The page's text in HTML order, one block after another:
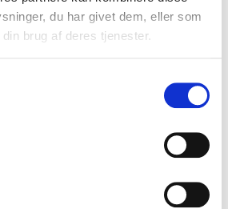
du har givet dem, eller som
brug af deres tjenester.